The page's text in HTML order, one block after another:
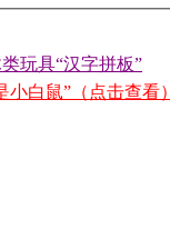
玩具“汉字拼板”
白鼠”（点击查看）